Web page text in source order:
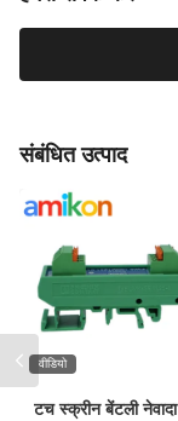
संबंधित उत्पाद
वीडियो
टच स्क्रीन बेंटली नेवादा